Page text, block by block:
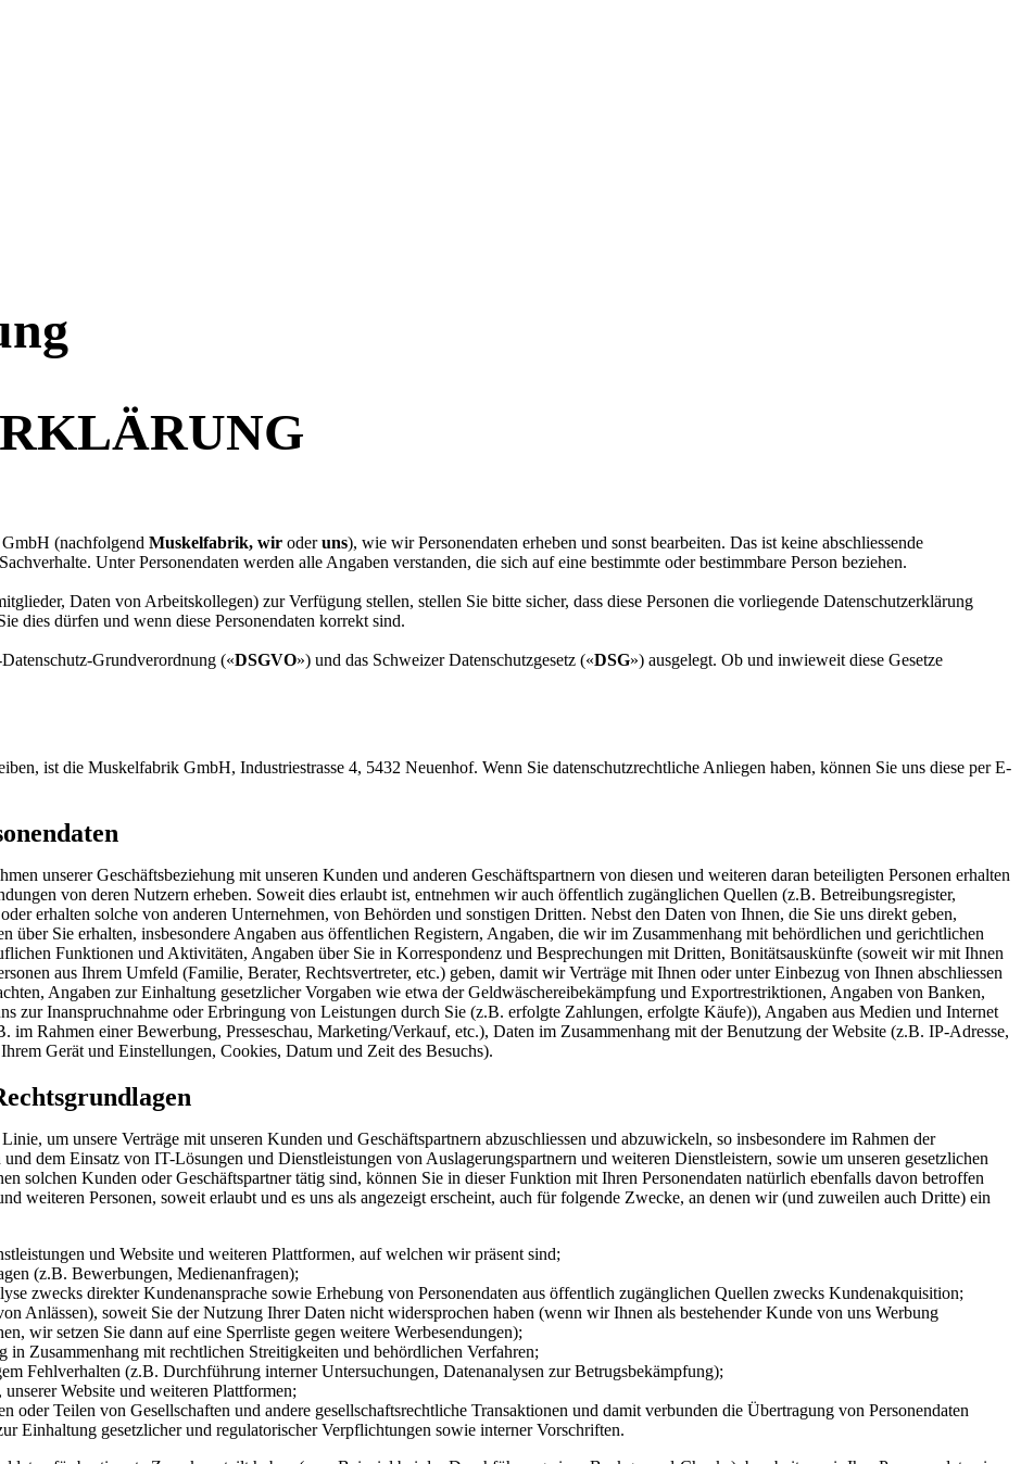
(nachfolgend Muskelfabrik, wir oderuns), wie wir Personendaten erheben und sonst bearbeiten. Das ist keine abschliessende
Unter Personendaten werden alle Angaben verstanden, die sich auf eine bestimmte oder bestimmbare Person beziehen.
Daten von Arbeitskollegen) zur Verfügung stellen, stellen Sie bitte sicher, dass diese Personen die vorliegende Datenschutzerklärung
dies dürfen und wenn diese Personendaten korrekt sind.
Grundverordnung («DSGVO») und das Schweizer Datenschutzgesetz («DSG») ausgelegt. Ob und inwieweit diese Gesetze
ist die Muskelfabrik GmbH, Industriestrasse 4, 5432 Neuenhof. Wenn Sie datenschutzrechtliche Anliegen haben, können Sie uns diese per E-
unserer Geschäftsbeziehung mit unseren Kunden und anderen Geschäftspartnern von diesen und weiteren daran beteiligten Personen erhalten
von deren Nutzern erheben. Soweit dies erlaubt ist, entnehmen wir auch öffentlich zugänglichen Quellen (z.B. Betreibungsregister,
erhalten solche von anderen Unternehmen, von Behörden und sonstigen Dritten. Nebst den Daten von Ihnen, die Sie uns direkt geben,
über Sie erhalten, insbesondere Angaben aus öffentlichen Registern, Angaben, die wir im Zusammenhang mit behördlichen und gerichtlichen
Funktionen und Aktivitäten, Angaben über Sie in Korrespondenz und Besprechungen mit Dritten, Bonitätsauskünfte (soweit wir mit Ihnen
aus Ihrem Umfeld (Familie, Berater, Rechtsvertreter, etc.) geben, damit wir Verträge mit Ihnen oder unter Einbezug von Ihnen abschliessen
Angaben zur Einhaltung gesetzlicher Vorgaben wie etwa der Geldwäschereibekämpfung und Exportrestriktionen, Angaben von Banken,
zur Inanspruchnahme oder Erbringung von Leistungen durch Sie (z.B. erfolgte Zahlungen, erfolgte Käufe)), Angaben aus Medien und Internet
im Rahmen einer Bewerbung, Presseschau, Marketing/Verkauf, etc.), Daten im Zusammenhang mit der Benutzung der Website (z.B. IP-Adresse,
Gerät und Einstellungen, Cookies, Datum und Zeit des Besuchs).
um unsere Verträge mit unseren Kunden und Geschäftspartnern abzuschliessen und abzuwickeln, so insbesondere im Rahmen der
dem Einsatz von IT-Lösungen und Dienstleistungen von Auslagerungspartnern und weiteren Dienstleistern, sowie um unseren gesetzlichen
solchen Kunden oder Geschäftspartner tätig sind, können Sie in dieser Funktion mit Ihren Personendaten natürlich ebenfalls davon betroffen
weiteren Personen, soweit erlaubt und es uns als angezeigt erscheint, auch für folgende Zwecke, an denen wir (und zuweilen auch Dritte) ein
und Website und weiteren Plattformen, auf welchen wir präsent sind;
(z.B. Bewerbungen, Medienanfragen);
zwecks direkter Kundenansprache sowie Erhebung von Personendaten aus öffentlich zugänglichen Quellen zwecks Kundenakquisition;
Anlässen), soweit Sie der Nutzung Ihrer Daten nicht widersprochen haben (wenn wir Ihnen als bestehender Kunde von uns Werbung
wir setzen Sie dann auf eine Sperrliste gegen weitere Werbesendungen);
Zusammenhang mit rechtlichen Streitigkeiten und behördlichen Verfahren;
Fehlverhalten (z.B. Durchführung interner Untersuchungen, Datenanalysen zur Betrugsbekämpfung);
Website und weiteren Plattformen;
oder Teilen von Gesellschaften und andere gesellschaftsrechtliche Transaktionen und damit verbunden die Übertragung von Personendaten
Einhaltung gesetzlicher und regulatorischer Verpflichtungen sowie interner Vorschriften.